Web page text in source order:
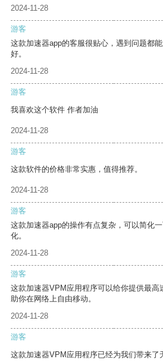
2024-11-28
游客
这款加速器app的客服很贴心，遇到问题都
好。
2024-11-28
游客
我喜欢这个软件 作者加油
2024-11-28
游客
这款软件的价格非常实惠，值得推荐。
2024-11-28
游客
这款加速器app的操作有点复杂，可以简化
化。
2024-11-28
游客
这款加速器VPM应用程序可以给你提供最高
助你在网络上自由移动。
2024-11-28
游客
这款加速器VPM应用程序已经为我们带来了